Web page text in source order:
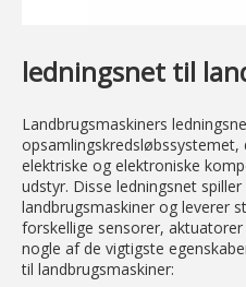
ledningsnet til
Landbrugsmaskiners
elektriske og elektroniske
udstyr. Disse ledningsnet
landbrugsmaskiner og leverer
forskellige sensorer,
nogle af de vigtigste
til landbrugsmaskiner: